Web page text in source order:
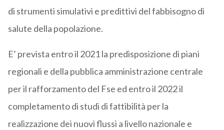
di strumenti simulativi e predittivi del fabbisogno di
salute della popolazione.
E’ prevista entro il 2021 la predisposizione di piani
regionali e della pubblica amministrazione centrale
per il rafforzamento del Fse ed entro il 2022 il
completamento di studi di fattibilità per la
realizzazione dei nuovi flussi a livello nazionale e